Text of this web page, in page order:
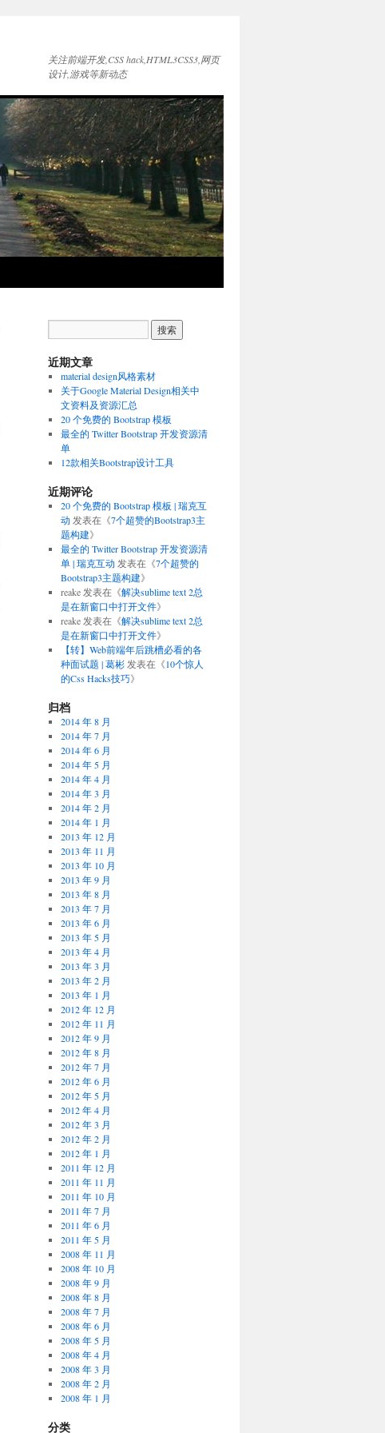
关注前端开发,CSS hack,HTML3CSS3,网页
设计,游戏等新动态
近期文章
material design风格素材
关于Google Material Design相关中
文资料及资源汇总
20 个免费的 Bootstrap 模板
最全的 Twitter Bootstrap 开发资源清
单
12款相关Bootstrap设计工具
近期评论
20 个免费的 Bootstrap 模板 | 瑞克互
动 发表在《7个超赞的Bootstrap3主
题构建》
最全的 Twitter Bootstrap 开发资源清
单 | 瑞克互动 发表在《7个超赞的
Bootstrap3主题构建》
reake发表在《解决sublime text 2总
是在新窗口中打开文件》
reake发表在《解决sublime text 2总
是在新窗口中打开文件》
【转】Web前端年后跳槽必看的各
种面试题 | 葛彬发表在《10个惊人
的Css Hacks技巧》
归档
2014 年 8 月
2014 年 7 月
2014 年 6 月
2014 年 5 月
2014 年 4 月
2014 年 3 月
2014 年 2 月
2014 年 1 月
2013 年 12 月
2013 年 11 月
2013 年 10 月
2013 年 9 月
2013 年 8 月
2013 年 7 月
2013 年 6 月
2013 年 5 月
2013 年 4 月
2013 年 3 月
2013 年 2 月
2013 年 1 月
2012 年 12 月
2012 年 11 月
2012 年 9 月
2012 年 8 月
2012 年 7 月
2012 年 6 月
2012 年 5 月
2012 年 4 月
2012 年 3 月
2012 年 2 月
2012 年 1 月
2011 年 12 月
2011 年 11 月
2011 年 10 月
2011 年 7 月
2011 年 6 月
2011 年 5 月
2008 年 11 月
2008 年 10 月
2008 年 9 月
2008 年 8 月
2008 年 7 月
2008 年 6 月
2008 年 5 月
2008 年 4 月
2008 年 3 月
2008 年 2 月
2008 年 1 月
分类